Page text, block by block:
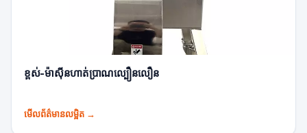
ខ្ពស់-ម៉ាស៊ីនហាត់ប្រាណល្បឿនលឿន
មើលព័ត៌មានលម្អិត →